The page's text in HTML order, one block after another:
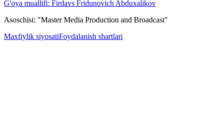
G'oya muallifi: Firdavs Fridunovich Abduxalikov
Asoschisi: "Master Media Production and Broadcast"
Maxfiylik siyosatiFoydalanish shartlari